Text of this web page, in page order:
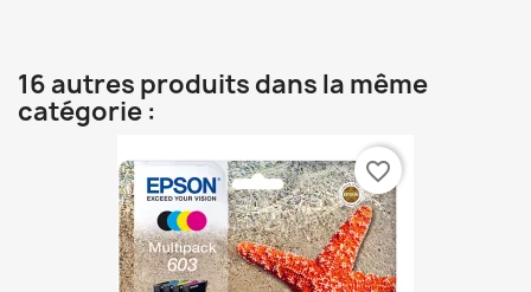
16 autres produits dans la même
catégorie :
favorite_border